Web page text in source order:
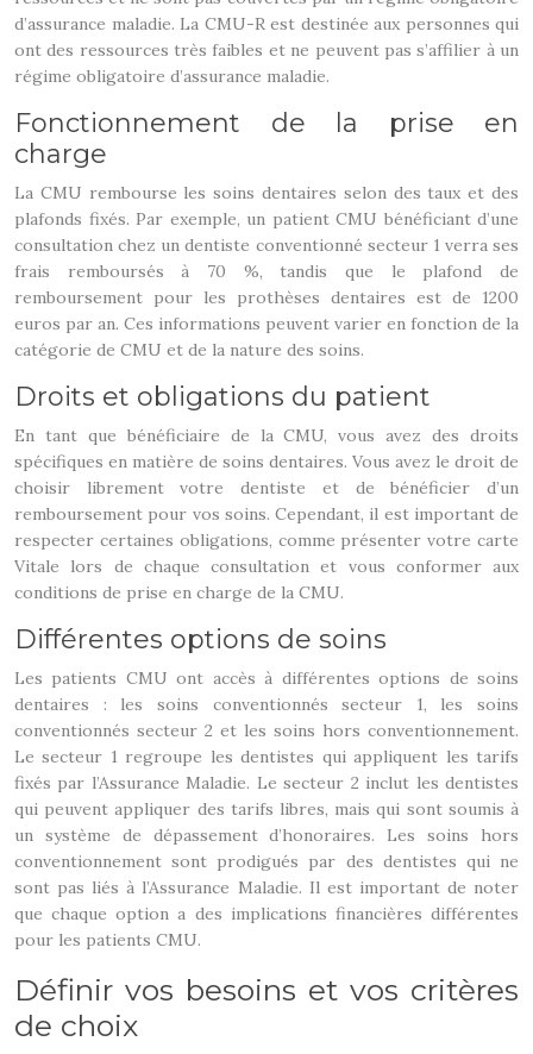
d’assurance maladie. La CMU-R est destinée aux personnes qui
ont des ressources très faibles et ne peuvent pas s’affilier à un
régime obligatoire d’assurance maladie.
Fonctionnement de la prise en
charge
La CMU rembourse les soins dentaires selon des taux et des
plafonds fixés. Par exemple, un patient CMU bénéficiant d’une
consultation chez un dentiste conventionné secteur 1 verra ses
frais remboursés à 70 %, tandis que le plafond de
remboursement pour les prothèses dentaires est de 1200
euros par an. Ces informations peuvent varier en fonction de la
catégorie de CMU et de la nature des soins.
Droits et obligations du patient
En tant que bénéficiaire de la CMU, vous avez des droits
spécifiques en matière de soins dentaires. Vous avez le droit de
choisir librement votre dentiste et de bénéficier d’un
remboursement pour vos soins. Cependant, il est important de
respecter certaines obligations, comme présenter votre carte
Vitale lors de chaque consultation et vous conformer aux
conditions de prise en charge de la CMU.
Différentes options de soins
Les patients CMU ont accès à différentes options de soins
dentaires : les soins conventionnés secteur 1, les soins
conventionnés secteur 2 et les soins hors conventionnement.
Le secteur 1 regroupe les dentistes qui appliquent les tarifs
fixés par l’Assurance Maladie. Le secteur 2 inclut les dentistes
qui peuvent appliquer des tarifs libres, mais qui sont soumis à
un système de dépassement d’honoraires. Les soins hors
conventionnement sont prodigués par des dentistes qui ne
sont pas liés à l’Assurance Maladie. Il est important de noter
que chaque option a des implications financières différentes
pour les patients CMU.
Définir vos besoins et vos critères
de choix